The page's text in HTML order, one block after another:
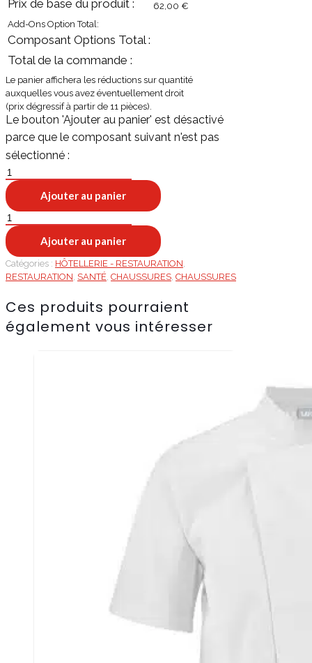
62,00 €
Add-Ons Option Total:
Le panier affichera les réductions sur quantité
auxquelles vous avez éventuellement droit
(prix dégressif à partir de 11 pièces).
quantité
de
BIANCA
Ajouter au panier
quantité
de
BIANCA
Ajouter au panier
Catégories : HÔTELLERIE - RESTAURATION,
RESTAURATION, SANTÉ, CHAUSSURES, CHAUSSURES
Ces produits pourraient
également vous intéresser